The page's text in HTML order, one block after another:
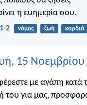
η ευημερία σου.
2 νόμος ζωή καρδιά
15 Νοεμβρίου
με αγάπη κατά
του για μας,